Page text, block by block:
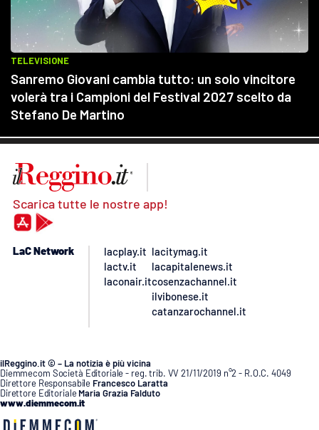
Scarica tutte le nostre app!
LaC Network
lacplay.it
lactv.it
laconair.it
lacitymag.it
lacapitalenews.it
cosenzachannel.it
ilvibonese.it
catanzarochannel.it
ilReggino.it © – La notizia è più vicina
Diemmecom Società Editoriale - reg. trib. VV 21/11/2019 n°2 - R.O.C. 4049
Direttore Responsabile Francesco Laratta
Direttore Editoriale Maria Grazia Falduto
www.diemmecom.it